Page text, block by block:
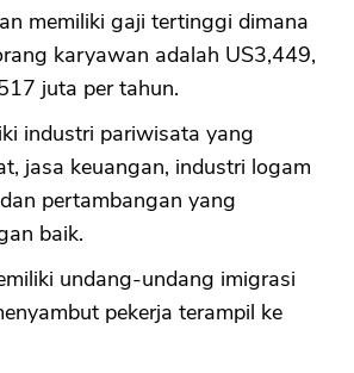
memiliki gaji tertinggi dimana
karyawan adalah US3,449,
juta per tahun.
industri pariwisata yang
jasa keuangan, industri logam
pertambangan yang
baik.
undang-undang imigrasi
pekerja terampil ke